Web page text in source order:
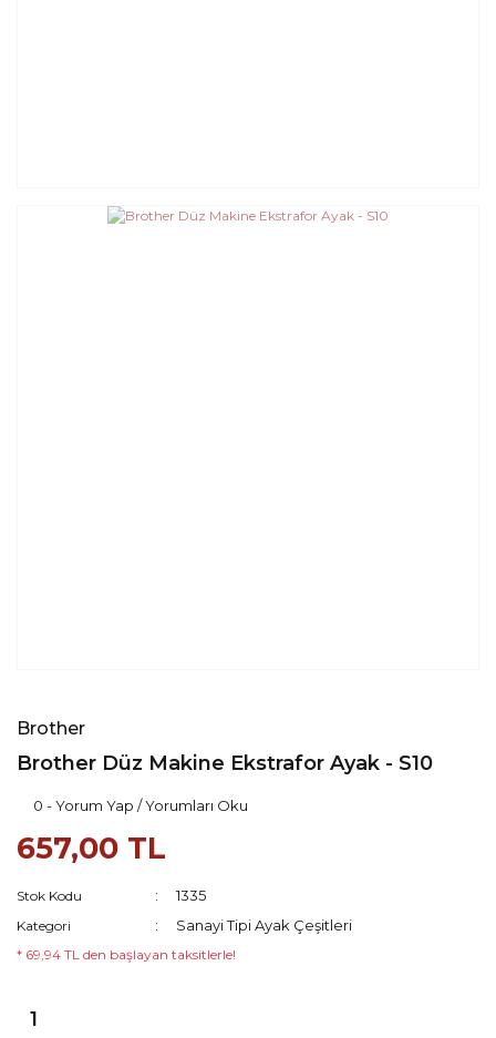
Brother
Brother Düz Makine Ekstrafor Ayak - S10
0 - Yorum Yap / Yorumları Oku
657,00 TL
Stok Kodu 1335
Kategori Sanayi Tipi Ayak Çeşitleri
* 69,94 TL den başlayan taksitlerle!